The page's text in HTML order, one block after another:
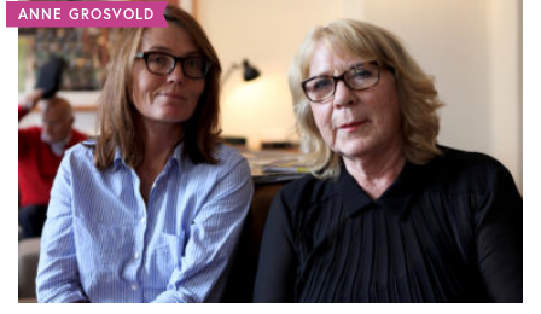
ANNE GROSVOLD